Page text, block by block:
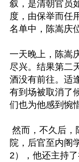
叙，是清朝官员
度，由保举而任
名单中，陈嵩庆
一天晚上，陈嵩
尽兴。结果第二
酒没有前往。适
有到场被取消了
们也为他感到惋
院，后官至内阁
2），他还主持